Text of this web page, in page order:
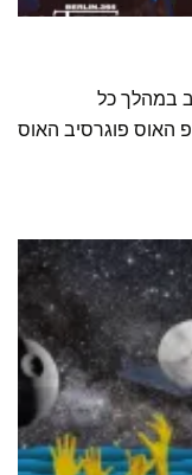
במהלך כל
האוס פוגרסיב האוס